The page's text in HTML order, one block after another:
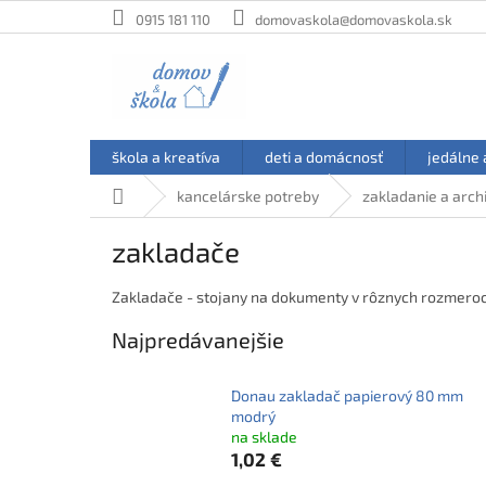
na
0915 181 110 domovaskola@domovaskola.sk
škola a kreatíva deti a domácnosť jedálne
Domovkancelárske potreby zakladanie a
zakladače
Zakladače - stojany na dokumenty v rôznych
Najpredávanejšie
Donau zakladač papierový 80 mm
modrý
na sklade
1,02 €